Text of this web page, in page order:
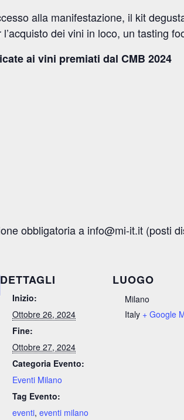
alla manifestazione, il kit
dei vini in loco, un tasting
ai vini premiati dal CMB 2024
obbligatoria a info@mi-it.it (posti
DETTAGLI
Inizio:
Ottobre 26, 2024
Fine:
Ottobre 27, 2024
Categoria Evento:
Eventi Milano
Tag Evento:
eventi, eventi milano
LUOGO
Milano
Italy + Google